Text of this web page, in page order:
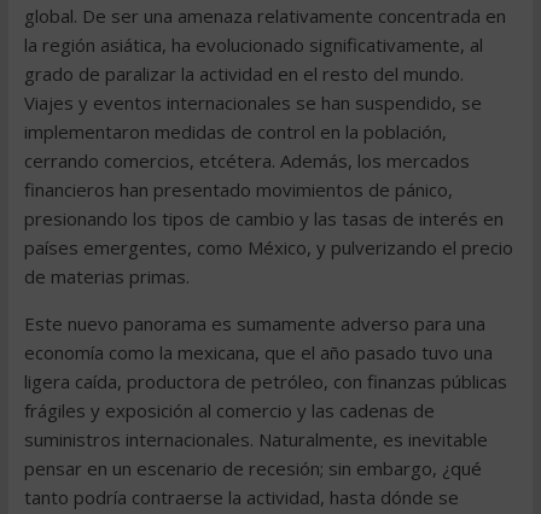
global. De ser una amenaza relativamente concentrada en
la región asiática, ha evolucionado significativamente, al
grado de paralizar la actividad en el resto del mundo.
Viajes y eventos internacionales se han suspendido, se
implementaron medidas de control en la población,
cerrando comercios, etcétera. Además, los mercados
financieros han presentado movimientos de pánico,
presionando los tipos de cambio y las tasas de interés en
países emergentes, como México, y pulverizando el precio
de materias primas.
Este nuevo panorama es sumamente adverso para una
economía como la mexicana, que el año pasado tuvo una
ligera caída, productora de petróleo, con finanzas públicas
frágiles y exposición al comercio y las cadenas de
suministros internacionales. Naturalmente, es inevitable
pensar en un escenario de recesión; sin embargo, ¿qué
tanto podría contraerse la actividad, hasta dónde se